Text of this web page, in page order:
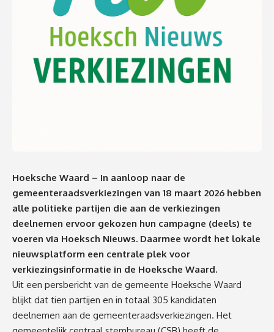
Hoeksche Waard – In aanloop naar de
gemeenteraadsverkiezingen van 18 maart 2026 hebben
alle politieke partijen die aan de verkiezingen
deelnemen ervoor gekozen hun campagne (deels) te
voeren via Hoeksch Nieuws. Daarmee wordt het lokale
nieuwsplatform een centrale plek voor
verkiezingsinformatie in de Hoeksche Waard.
Uit een persbericht van de gemeente Hoeksche Waard
blijkt dat tien partijen en in totaal 305 kandidaten
deelnemen aan de gemeenteraadsverkiezingen. Het